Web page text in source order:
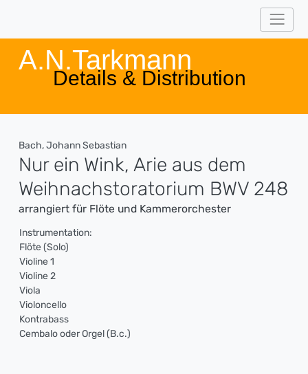
A.N.Tarkmann
Details & Distribution
Bach, Johann Sebastian
Nur ein Wink, Arie aus dem
Weihnachstoratorium BWV 248
arrangiert für Flöte und Kammerorchester
Instrumentation:
Flöte (Solo)
Violine 1
Violine 2
Viola
Violoncello
Kontrabass
Cembalo oder Orgel (B.c.)